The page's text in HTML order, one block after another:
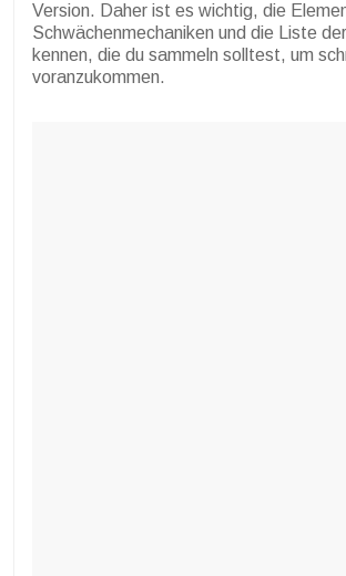
Version. Daher ist es wichtig, die
Schwächenmechaniken und die Liste
kennen, die du sammeln solltest, um
voranzukommen.